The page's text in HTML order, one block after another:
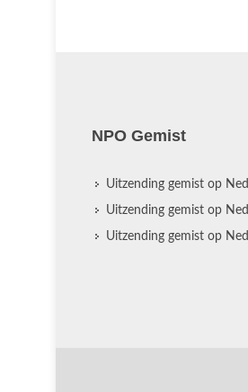
NPO Gemist
Uitzending gemist op
Uitzending gemist op
Uitzending gemist op